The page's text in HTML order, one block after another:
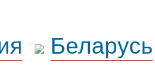
Беларусь